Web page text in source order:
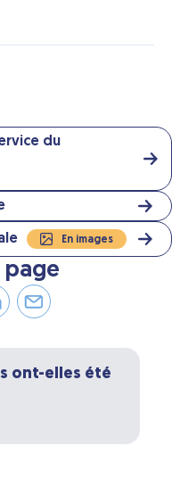
du
En images
page
ont-elles été